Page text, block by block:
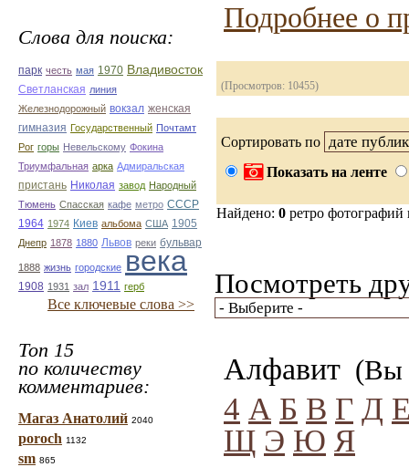
Слова для поиска:
парк честь мая 1970 Владивосток
Светланская линия
Железнодорожный вокзал женская
гимназия Государственный Почтамт
Рог горы Невельскому Фокина
Триумфальная арка Адмиральская
пристань Николая завод Народный
Тюмень Спасская кафе метро СССР
1964 1974 Киев альбома США 1905
Днепр 1878 1880 Львов реки бульвар
1888 жизнь городские века
1908 1931 зал 1911 герб
Все ключевые слова >>
Топ 15
по количеству
комментариев:
Магаз Анатолий 2040
poroch 1132
sm 865
Подробнее о
(Просмотров: 10455)
Сортировать по
Показать на ленте
Найдено: 0 ретро
Посмотреть
Алфавит (Вы
4 А Б В Г Д
Щ Э Ю Я